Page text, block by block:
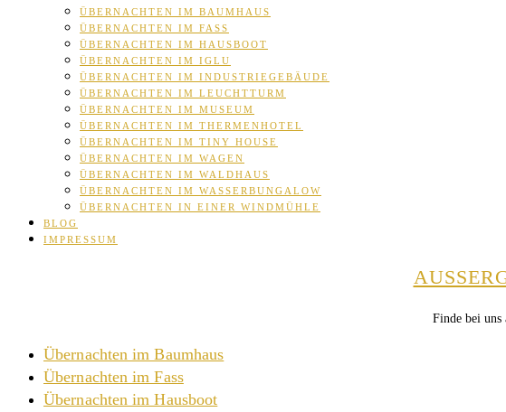
ÜBERNACHTEN IM BAUMHAUS
ÜBERNACHTEN IM FASS
ÜBERNACHTEN IM HAUSBOOT
ÜBERNACHTEN IM IGLU
ÜBERNACHTEN IM INDUSTRIEGEBÄUDE
ÜBERNACHTEN IM LEUCHTTURM
ÜBERNACHTEN IM MUSEUM
ÜBERNACHTEN IM THERMENHOTEL
ÜBERNACHTEN IM TINY HOUSE
ÜBERNACHTEN IM WAGEN
ÜBERNACHTEN IM WALDHAUS
ÜBERNACHTEN IM WASSERBUNGALOW
ÜBERNACHTEN IN EINER WINDMÜHLE
BLOG
IMPRESSUM
Finde bei uns
Übernachten im Baumhaus
Übernachten im Fass
Übernachten im Hausboot